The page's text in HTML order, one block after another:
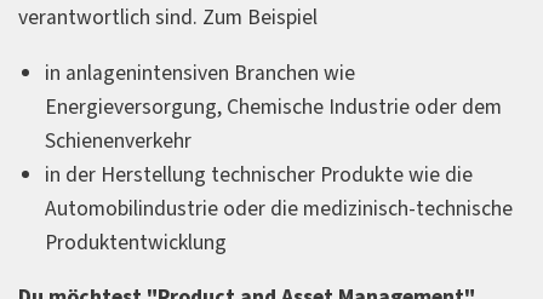
verantwortlich sind. Zum Beispiel
in anlagenintensiven Branchen wie
Energieversorgung, Chemische Industrie oder dem
Schienenverkehr
in der Herstellung technischer Produkte wie die
Automobilindustrie oder die medizinisch-technische
Produktentwicklung